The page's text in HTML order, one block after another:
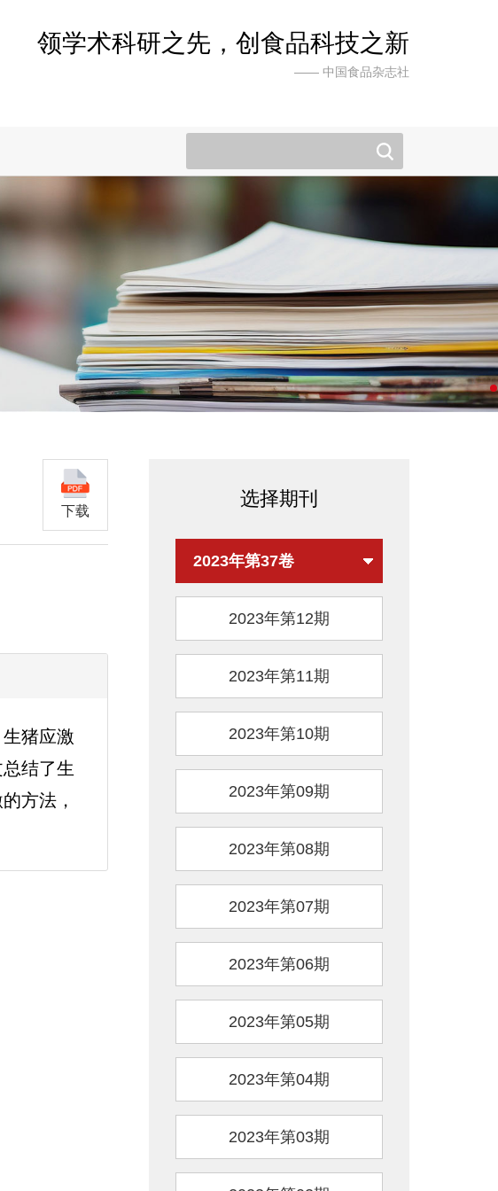
领学术科研之先，创食品科技之新
—— 中国食品杂志社
下载
猪应激
结了生
方法，
选择期刊
2023年第37卷
2023年第12期
2023年第11期
2023年第10期
2023年第09期
2023年第08期
2023年第07期
2023年第06期
2023年第05期
2023年第04期
2023年第03期